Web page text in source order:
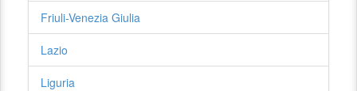
Friuli-Venezia Giulia
Lazio
Liguria